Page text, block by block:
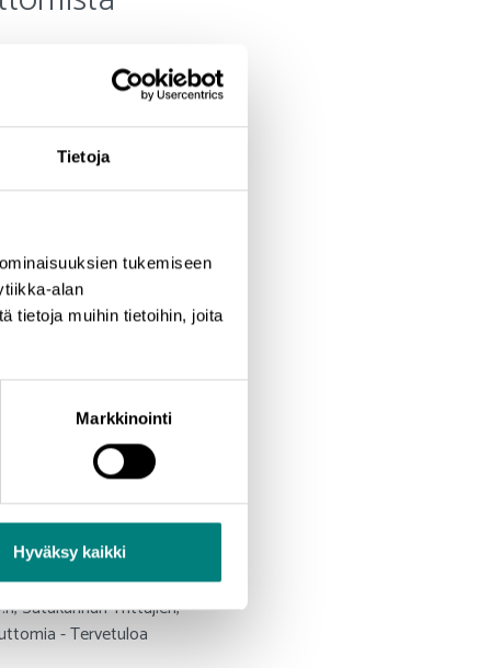
Tietoja
tukemiseen
alan
tietoja muihin tietoihin, joita
Markkinointi
Hyväksy kaikki
.
yleensä myös
tai ota yhteyttä
Satakunnan Yrittäjien,
- Tervetuloa